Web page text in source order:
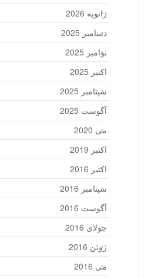
ژانویه 2026
دسامبر 2025
نوامبر 2025
اکتبر 2025
سپتامبر 2025
آگوست 2025
می 2020
اکتبر 2019
اکتبر 2016
سپتامبر 2016
آگوست 2016
جولای 2016
ژوئن 2016
می 2016